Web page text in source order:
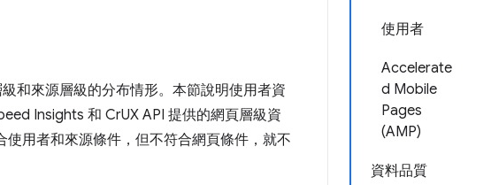
使用者
Accelerate
d Mobile
Pages
(AMP)
資料品質
和來源層級的分布情形。本節說明使用者資
Insights 和 CrUX API 提供的網頁層級資
使用者和來源條件，但不符合網頁條件，就不